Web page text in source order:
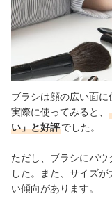
ブラシは顔の広い面
実際に使ってみると、
い」と好評でした。
ただし、ブラシにパ
した。また、サイズ
い傾向があります。